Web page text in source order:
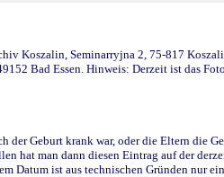
Koszalin, Seminarryjna 2, 75-817
Bad Essen. Hinweis: Derzeit ist das
Geburt krank war, oder die Eltern die
hat man dann diesen Eintrag auf der
Datum ist aus technischen Gründen nur